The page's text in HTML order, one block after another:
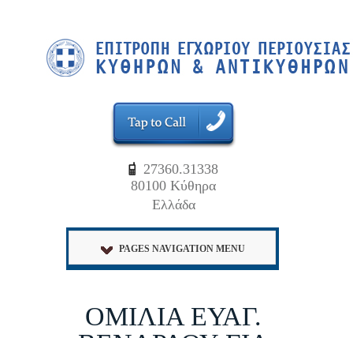
27360.31338
80100 Κύθηρα
Ελλάδα
PAGES NAVIGATION MENU
ΟΜΙΛΙΑ ΕΥΑΓ.